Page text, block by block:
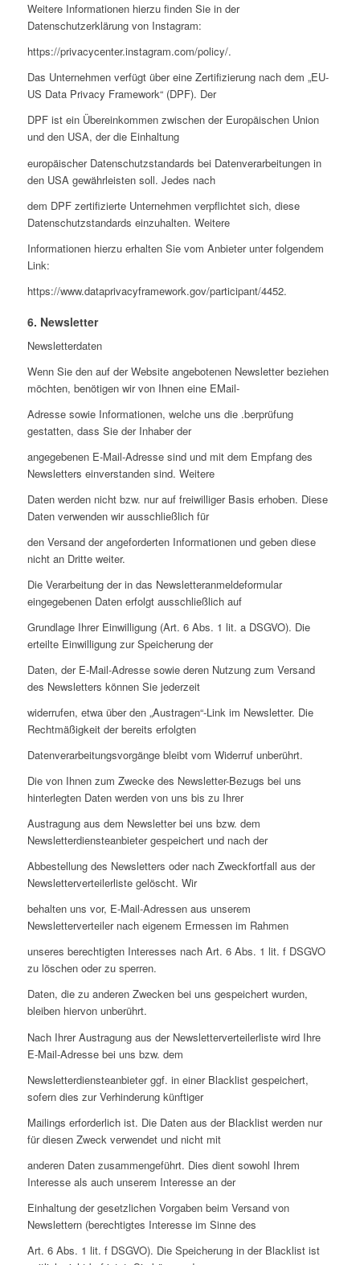
Weitere Informationen hierzu finden Sie in der
Datenschutzerklärung von Instagram:
https://privacycenter.instagram.com/policy/.
Das Unternehmen verfügt über eine Zertifizierung nach dem „EU-
US Data Privacy Framework“ (DPF). Der
DPF ist ein Übereinkommen zwischen der Europäischen Union
und den USA, der die Einhaltung
europäischer Datenschutzstandards bei Datenverarbeitungen in
den USA gewährleisten soll. Jedes nach
dem DPF zertifizierte Unternehmen verpflichtet sich, diese
Datenschutzstandards einzuhalten. Weitere
Informationen hierzu erhalten Sie vom Anbieter unter folgendem
Link:
https://www.dataprivacyframework.gov/participant/4452.
6. Newsletter
Newsletterdaten
Wenn Sie den auf der Website angebotenen Newsletter beziehen
möchten, benötigen wir von Ihnen eine EMail-
Adresse sowie Informationen, welche uns die .berprüfung
gestatten, dass Sie der Inhaber der
angegebenen E-Mail-Adresse sind und mit dem Empfang des
Newsletters einverstanden sind. Weitere
Daten werden nicht bzw. nur auf freiwilliger Basis erhoben. Diese
Daten verwenden wir ausschließlich für
den Versand der angeforderten Informationen und geben diese
nicht an Dritte weiter.
Die Verarbeitung der in das Newsletteranmeldeformular
eingegebenen Daten erfolgt ausschließlich auf
Grundlage Ihrer Einwilligung (Art. 6 Abs. 1 lit. a DSGVO). Die
erteilte Einwilligung zur Speicherung der
Daten, der E-Mail-Adresse sowie deren Nutzung zum Versand
des Newsletters können Sie jederzeit
widerrufen, etwa über den „Austragen“-Link im Newsletter. Die
Rechtmäßigkeit der bereits erfolgten
Datenverarbeitungsvorgänge bleibt vom Widerruf unberührt.
Die von Ihnen zum Zwecke des Newsletter-Bezugs bei uns
hinterlegten Daten werden von uns bis zu Ihrer
Austragung aus dem Newsletter bei uns bzw. dem
Newsletterdiensteanbieter gespeichert und nach der
Abbestellung des Newsletters oder nach Zweckfortfall aus der
Newsletterverteilerliste gelöscht. Wir
behalten uns vor, E-Mail-Adressen aus unserem
Newsletterverteiler nach eigenem Ermessen im Rahmen
unseres berechtigten Interesses nach Art. 6 Abs. 1 lit. f DSGVO
zu löschen oder zu sperren.
Daten, die zu anderen Zwecken bei uns gespeichert wurden,
bleiben hiervon unberührt.
Nach Ihrer Austragung aus der Newsletterverteilerliste wird Ihre
E-Mail-Adresse bei uns bzw. dem
Newsletterdiensteanbieter ggf. in einer Blacklist gespeichert,
sofern dies zur Verhinderung künftiger
Mailings erforderlich ist. Die Daten aus der Blacklist werden nur
für diesen Zweck verwendet und nicht mit
anderen Daten zusammengeführt. Dies dient sowohl Ihrem
Interesse als auch unserem Interesse an der
Einhaltung der gesetzlichen Vorgaben beim Versand von
Newslettern (berechtigtes Interesse im Sinne des
Art. 6 Abs. 1 lit. f DSGVO). Die Speicherung in der Blacklist ist